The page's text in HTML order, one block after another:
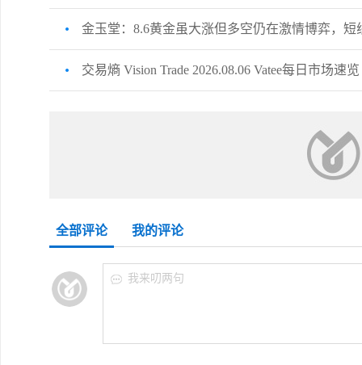
金玉堂：8.6黄金虽大涨但多空仍在激情博弈，短
交易熵 Vision Trade 2026.08.06 Vatee每日市场速览
全部评论 我的评论
我来叨两句